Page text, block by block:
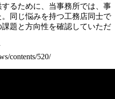
るために、当事務所では、事
同じ悩みを持つ工務店同士で
題と方向性を確認していただ
contents/520/